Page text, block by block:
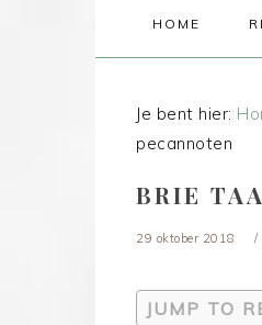
HOME
Je bent hier:
pecannoten
BRIE
29 oktober 2018
JUMP TO